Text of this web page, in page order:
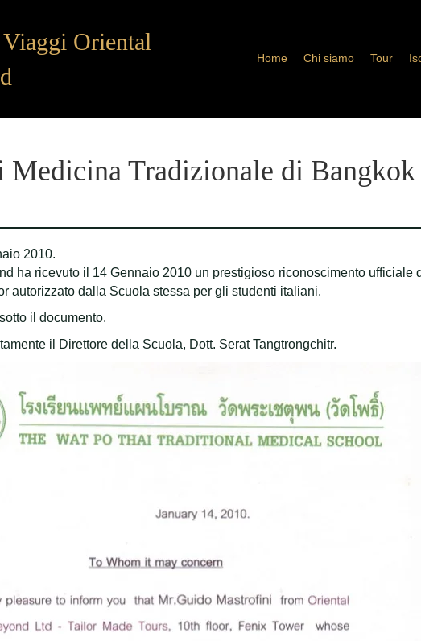
Oriental
Home Chi siamo Tour
Medicina Tradizionale di
2010.
ha ricevuto il 14 Gennaio 2010 un prestigioso riconoscimento
autorizzato dalla Scuola stessa per gli studenti italiani.
il documento.
il Direttore della Scuola, Dott. Serat Tangtrongchitr.